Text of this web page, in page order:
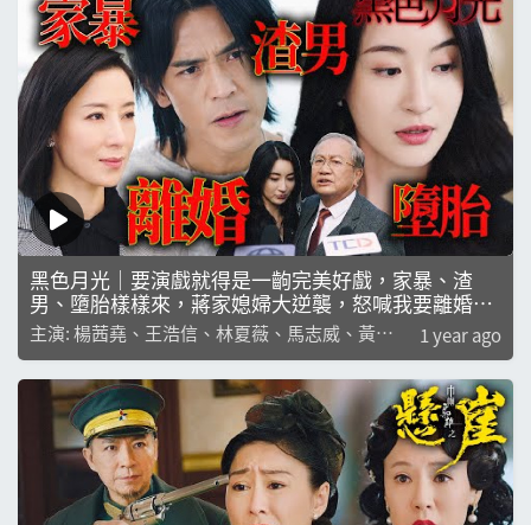
黑色月光｜要演戲就得是一齣完美好戲，家暴、渣
男、墮胎樣樣來，蔣家媳婦大逆襲，怒喊我要離婚！
｜ 楊茜堯｜王浩信｜林夏薇｜馬志威｜黃翠如｜楊卓
娜
主演: 楊茜堯、王浩信、林夏薇、馬志威、黃翠
如
1 year ago